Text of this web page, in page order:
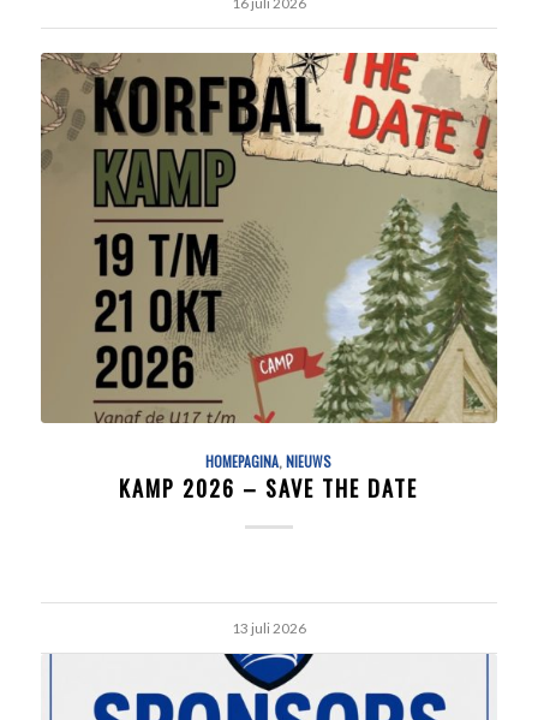
HOMEPAGINA,NIEUWS
KAMP 2026 – SAVE THE DATE
13 juli 2026